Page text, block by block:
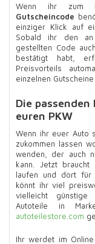
Wenn ihr zum
Gutscheincode
einziger Klick auf
Sobald ihr den
gestellten Code
bestätigt habt,
Preisvorteils
einzelnen
Die
euren PKW
Wenn ihr euer Auto
zukommen lassen
wenden, der auch
kann. Jetzt
laufen und dort für
könnt ihr viel
vielleicht günstige
Autoteile in
autoteilestore.com
Ihr werdet im